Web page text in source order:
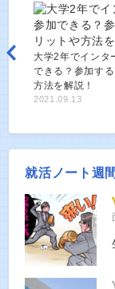
大学2年でインタ
できる？参加す
方法を解説！
2021.09.13
就活ノート週